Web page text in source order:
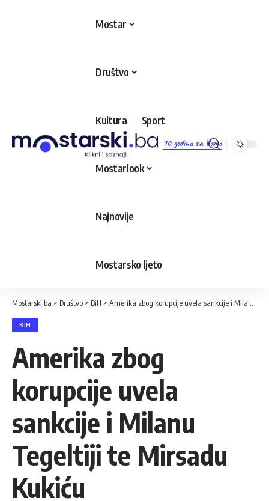
10 godina sa Vama
Mostar
Društvo
Kultura Sport
Mostarlook
Najnovije
Mostarsko ljeto
Mostarski.ba > Društvo > BiH > Amerika zbog korupcije uvela sankcije i Milanu Tegeltiji te Mirsadu Kukiću
BIH
Amerika zbog
korupcije uvela
sankcije i Milanu
Tegeltiji te Mirsadu
Kukiću